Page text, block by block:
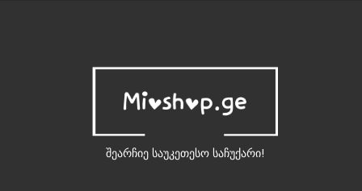
შეარჩიე საუკეთესო საჩუქარი!